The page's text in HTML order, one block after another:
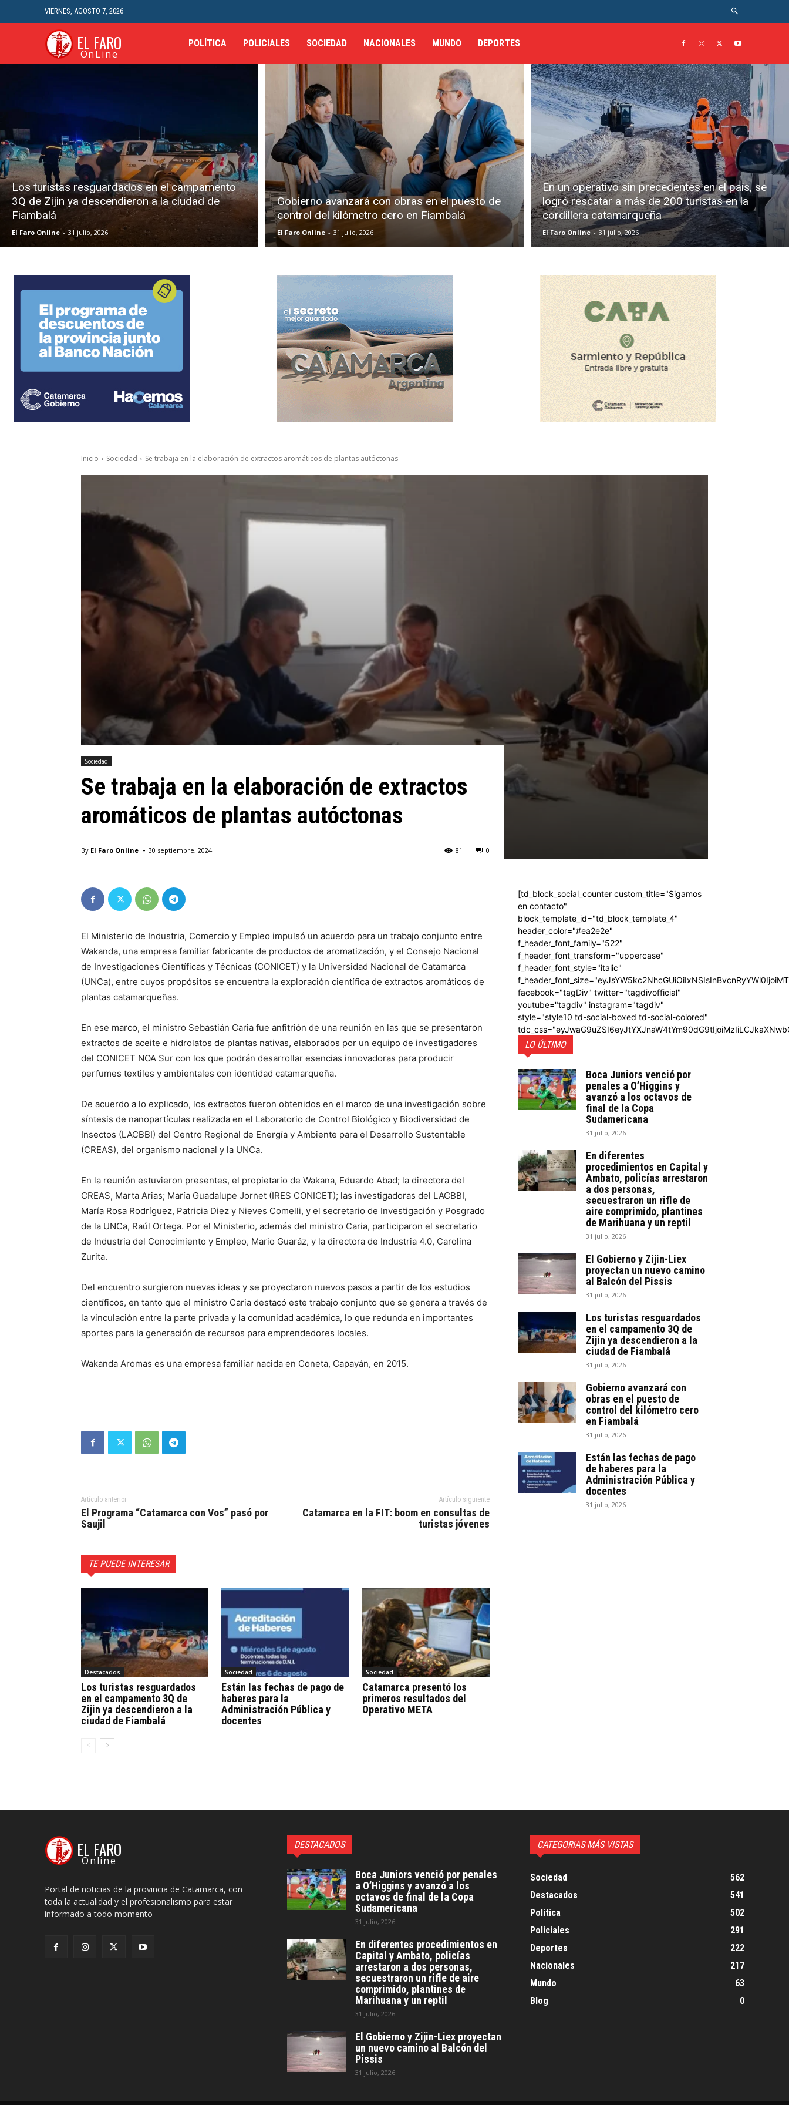
VIERNES, AGOSTO 7, 2026
EL FARO
OnLine
POLÍTICA POLICIALES SOCIEDAD NACIONALES MUNDO DEPORTES
Los turistas resguardados en el campamento
3Q de Zijin ya descendieron a la ciudad de
Fiambalá
El Faro Online - 31 julio, 2026
Gobierno avanzará con obras en el puesto de
control del kilómetro cero en Fiambalá
El Faro Online - 31 julio, 2026
En un operativo sin precedentes en el país, se
logró rescatar a más de 200 turistas en la
cordillera catamarqueña
El Faro Online - 31 julio, 2026
Inicio Sociedad Se trabaja en la elaboración de extractos aromáticos de plantas autóctonas
Sociedad
Se trabaja en la elaboración de extractos
aromáticos de plantas autóctonas
By El Faro Online - 30 septiembre, 2024 0
81
El Ministerio de Industria, Comercio y Empleo impulsó un acuerdo para un trabajo conjunto entre
Wakanda, una empresa familiar fabricante de productos de aromatización, y el Consejo Nacional
de Investigaciones Científicas y Técnicas (CONICET) y la Universidad Nacional de Catamarca
(UNCa), entre cuyos propósitos se encuentra la exploración científica de extractos aromáticos de
plantas catamarqueñas.
En ese marco, el ministro Sebastián Caria fue anfitrión de una reunión en las que se presentaron
extractos de aceite e hidrolatos de plantas nativas, elaborados por un equipo de investigadores
del CONICET NOA Sur con los que podrán desarrollar esencias innovadoras para producir
perfumes textiles y ambientales con identidad catamarqueña.
De acuerdo a lo explicado, los extractos fueron obtenidos en el marco de una investigación sobre
síntesis de nanopartículas realizada en el Laboratorio de Control Biológico y Biodiversidad de
Insectos (LACBBI) del Centro Regional de Energía y Ambiente para el Desarrollo Sustentable
(CREAS), del organismo nacional y la UNCa.
En la reunión estuvieron presentes, el propietario de Wakana, Eduardo Abad; la directora del
CREAS, Marta Arias; María Guadalupe Jornet (IRES CONICET); las investigadoras del LACBBI,
María Rosa Rodríguez, Patricia Diez y Nieves Comelli, y el secretario de Investigación y Posgrado
de la UNCa, Raúl Ortega. Por el Ministerio, además del ministro Caria, participaron el secretario
de Industria del Conocimiento y Empleo, Mario Guaráz, y la directora de Industria 4.0, Carolina
Zurita.
Del encuentro surgieron nuevas ideas y se proyectaron nuevos pasos a partir de los estudios
científicos, en tanto que el ministro Caria destacó este trabajo conjunto que se genera a través de
la vinculación entre la parte privada y la comunidad académica, lo que redunda en importantes
aportes para la generación de recursos para emprendedores locales.
Wakanda Aromas es una empresa familiar nacida en Coneta, Capayán, en 2015.
Artículo anterior
El Programa “Catamarca con Vos” pasó por
Saujil
Artículo siguiente
Catamarca en la FIT: boom en consultas de
turistas jóvenes
TE PUEDE INTERESAR
Destacados
Los turistas resguardados
en el campamento 3Q de
Zijin ya descendieron a la
ciudad de Fiambalá
Sociedad
Están las fechas de pago de
haberes para la
Administración Pública y
docentes
Sociedad
Catamarca presentó los
primeros resultados del
Operativo META
[td_block_social_counter custom_title="Sigamos
en contacto"
block_template_id="td_block_template_4"
header_color="#ea2e2e"
f_header_font_family="522"
f_header_font_transform="uppercase"
f_header_font_style="italic"
facebook="tagDiv" twitter="tagdivofficial"
youtube="tagdiv" instagram="tagdiv"
style="style10 td-social-boxed td-social-colored"
LO ÚLTIMO
Boca Juniors venció por
penales a O’Higgins y
avanzó a los octavos de
final de la Copa
Sudamericana
31 julio, 2026
En diferentes
procedimientos en Capital y
Ambato, policías arrestaron
a dos personas,
secuestraron un rifle de
aire comprimido, plantines
de Marihuana y un reptil
31 julio, 2026
El Gobierno y Zijin-Liex
proyectan un nuevo camino
al Balcón del Pissis
31 julio, 2026
Los turistas resguardados
en el campamento 3Q de
Zijin ya descendieron a la
ciudad de Fiambalá
31 julio, 2026
Gobierno avanzará con
obras en el puesto de
control del kilómetro cero
en Fiambalá
31 julio, 2026
Están las fechas de pago
de haberes para la
Administración Pública y
docentes
31 julio, 2026
EL FARO
Online
Portal de noticias de la provincia de Catamarca, con
toda la actualidad y el profesionalismo para estar
informado a todo momento
DESTACADOS
Boca Juniors venció por penales
a O’Higgins y avanzó a los
octavos de final de la Copa
Sudamericana
31 julio, 2026
En diferentes procedimientos en
Capital y Ambato, policías
arrestaron a dos personas,
secuestraron un rifle de aire
comprimido, plantines de
Marihuana y un reptil
31 julio, 2026
El Gobierno y Zijin-Liex proyectan
un nuevo camino al Balcón del
Pissis
31 julio, 2026
CATEGORIAS MÁS VISTAS
Sociedad
562
Destacados
541
Política
502
Policiales
291
Deportes
222
Nacionales
217
Mundo
63
Blog
0